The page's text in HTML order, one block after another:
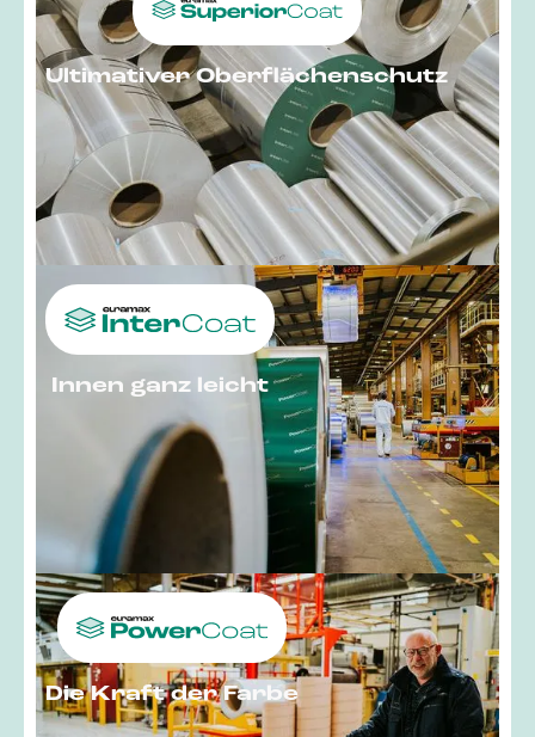
Ultimativer Oberflächenschutz
Innen ganz leicht
Die Kraft der Farbe